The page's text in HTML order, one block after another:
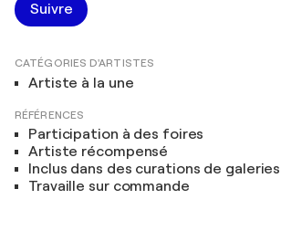
Suivre
CATÉGORIES D'ARTISTES
Artiste à la une
RÉFÉRENCES
Participation à des foires
Artiste récompensé
Inclus dans des curations de
Travaille sur commande